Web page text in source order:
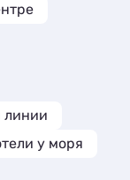
линии
у моря